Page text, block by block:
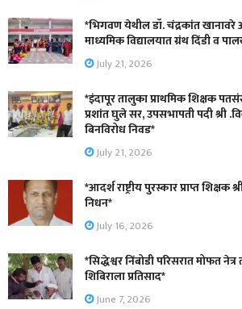
*भिगवण येथील डॉ. चंद्रकांत खानावरे
माध्यमिक विद्यालयात ग्रंथ दिंडी व
July 21, 2026
*इंदापूर तालुका प्राथमिक शिक्षक
प्रशांत घुले सर, उपसभापती पदी श्री
बिनविरोध निवड*
July 21, 2026
*आदर्श राष्ट्रीय पुरस्कार प्राप्त
निधन*
July 16, 2026
*सिद्धेश्वर निंबोडी परिसरात मोफत
शिबिराला प्रतिसाद*
June 7, 2026